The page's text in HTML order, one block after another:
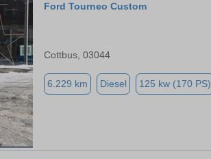
Ford Tourneo Custom
Cottbus, 03044
6.229 km Diesel 125 kw (170 PS)